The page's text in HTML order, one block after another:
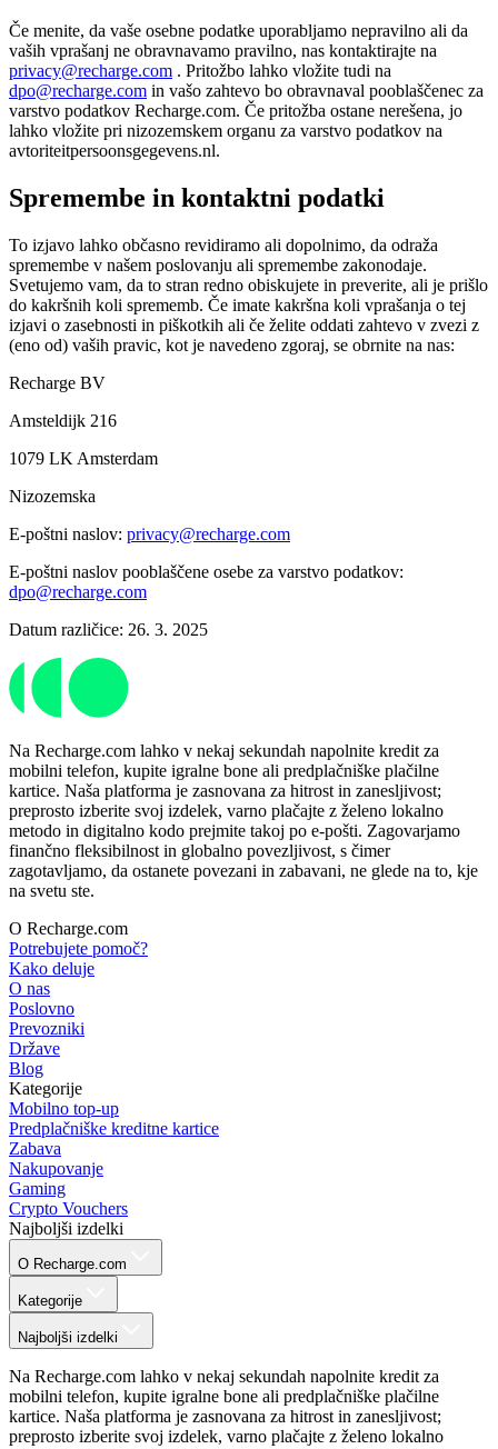
Če menite, da vaše osebne podatke uporabljamo nepravilno ali da
vaših vprašanj ne obravnavamo pravilno, nas kontaktirajte na
privacy@recharge.com . Pritožbo lahko vložite tudi na
dpo@recharge.com in vašo zahtevo bo obravnaval pooblaščenec za
varstvo podatkov Recharge.com. Če pritožba ostane nerešena, jo
lahko vložite pri nizozemskem organu za varstvo podatkov na
avtoriteitpersoonsgegevens.nl.
Spremembe in kontaktni podatki
To izjavo lahko občasno revidiramo ali dopolnimo, da odraža
spremembe v našem poslovanju ali spremembe zakonodaje.
Svetujemo vam, da to stran redno obiskujete in preverite, ali je prišlo
do kakršnih koli sprememb. Če imate kakršna koli vprašanja o tej
izjavi o zasebnosti in piškotkih ali če želite oddati zahtevo v zvezi z
(eno od) vaših pravic, kot je navedeno zgoraj, se obrnite na nas:
Recharge BV
Amsteldijk 216
1079 LK Amsterdam
Nizozemska
E-poštni naslov: privacy@recharge.com
E-poštni naslov pooblaščene osebe za varstvo podatkov:
dpo@recharge.com
Datum različice: 26. 3. 2025
Na Recharge.com lahko v nekaj sekundah napolnite kredit za
mobilni telefon, kupite igralne bone ali predplačniške plačilne
kartice. Naša platforma je zasnovana za hitrost in zanesljivost;
preprosto izberite svoj izdelek, varno plačajte z želeno lokalno
metodo in digitalno kodo prejmite takoj po e-pošti. Zagovarjamo
finančno fleksibilnost in globalno povezljivost, s čimer
zagotavljamo, da ostanete povezani in zabavani, ne glede na to, kje
na svetu ste.
O Recharge.com
Potrebujete pomoč?
Kako deluje
O nas
Poslovno
Prevozniki
Države
Blog
Kategorije
Mobilno top-up
Predplačniške kreditne kartice
Zabava
Nakupovanje
Gaming
Crypto Vouchers
Najboljši izdelki
O Recharge.com
Kategorije
Najboljši izdelki
Na Recharge.com lahko v nekaj sekundah napolnite kredit za
mobilni telefon, kupite igralne bone ali predplačniške plačilne
kartice. Naša platforma je zasnovana za hitrost in zanesljivost;
preprosto izberite svoj izdelek, varno plačajte z želeno lokalno